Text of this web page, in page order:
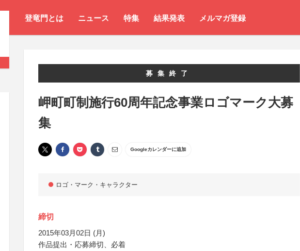
登竜門とは ニュース 特集 結果発表 メルマガ登録
募集終了
岬町町制施行60周年記念事業ロゴマーク大募
集
Googleカレンダーに追加
ロゴ・マーク・キャラクター
締切
2015年03月02日 (月)
作品提出・応募締切、必着